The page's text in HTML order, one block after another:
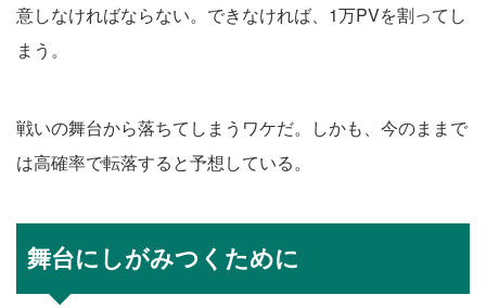
意しなければならない。できなければ、1万PVを割ってし
まう。
戦いの舞台から落ちてしまうワケだ。しかも、今のままで
は高確率で転落すると予想している。
舞台にしがみつくために